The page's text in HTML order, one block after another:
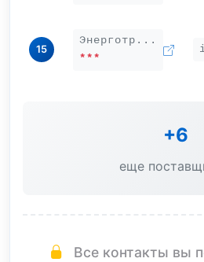
15
Энерготр...
***
+6
еще
Все контакты вы